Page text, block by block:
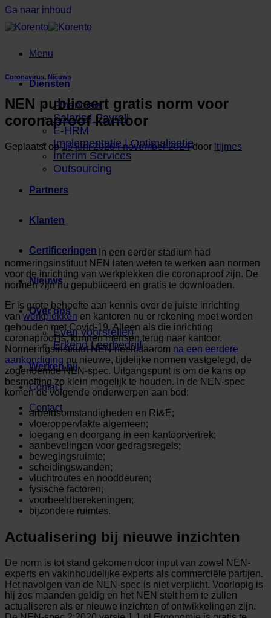
Ga naar inhoud
Menu
Diensten
Financieel
Salaris | Payroll
E-HRM
Implementatie | Optimalisatie
Interim Services
Outsourcing
Partners
Klanten
Certificeringen
Nieuws
Over ons
Even voorstellen
Erkend Leerbedrijf
Werken bij
Contact
Contact
Coronavirus, Nieuws
NEN publiceert gratis norm voor
coronaproof kantoor
Geplaatst op15 juni 20204 november 2024 door ltijmes
In een eerder stadium had
normeringsinstituut NEN laten weten te werken aan normen
voor de inrichting van werkplekken die coronaproof zijn. De
normen zijn nu gepubliceerd en gratis te downloaden.
Er is grote behoefte aan kennis over de juiste inrichting
vanwerkplekken en kantoren nu er rekening moet worden
gehouden met Covid-19. Alleen als die inrichting
coronaproof is, kunnen mensen terug naar kantoor.
Normeringsinstituut NEN heeft daarom na een eerdere
aankondiging nu nieuwe, tijdelijke normen vastgelegd, de
zogenoemde NEN-spec. Uitgangspunt is om de kans op
besmetting zo klein mogelijk te houden. In de NEN-spec
komen de volgende onderwerpen aan bod:
arbeidsomstandigheden en RI&E;
vloeroppervlakte algemeen;
toegang en doorgang in een kantoorvertrek;
aanbevelingen voor gedragsregels;
bewegingsruimte;
scheidingswanden;
vluchtroutes en nooddeuren;
fysische factoren;
voorbeeldberekeningen;
bijzondere ruimtes.
Actualisering bij nieuwe inzichten
De norm is tot stand gekomen door input van zowel NEN-
experts en vakinhoudelijke experts als commerciële partijen.
Het navolgen van de NEN-spec is niet verplicht. Voorlopig is
hij zes maanden geldig en het NEN stelt hem te zullen
actualiseren als er nieuwe inzichten of ontwikkelingen zijn.